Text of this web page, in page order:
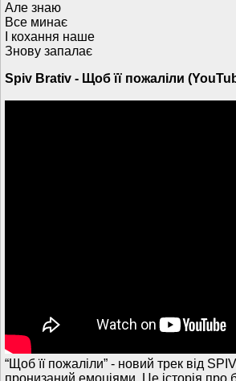
Але знаю
Все минає
І кохання наше
Знову запалає
Spiv Brativ - Щоб її пожаліли
“Щоб її пожаліли” - новий трек від
пронизаний емоціями. Це історія про